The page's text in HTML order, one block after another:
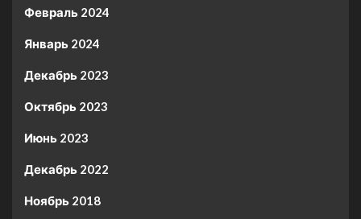
Февраль 2024
Январь 2024
Декабрь 2023
Октябрь 2023
Июнь 2023
Декабрь 2022
Ноябрь 2018